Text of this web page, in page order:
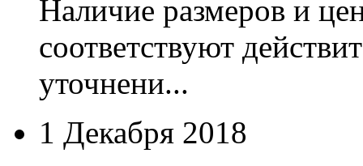
Наличие размеров и
соответствуют
уточнени...
1 Декабря 2018